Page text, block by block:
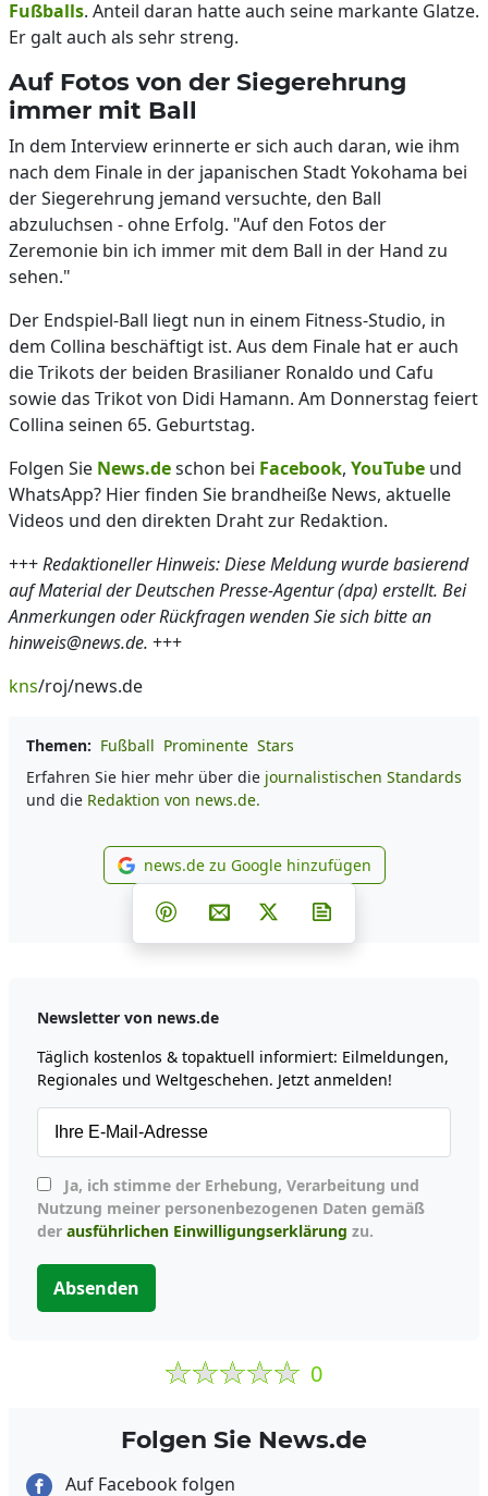
Fußballs. Anteil daran hatte auch seine markante Glatze.
Er galt auch als sehr streng.
Auf Fotos von der Siegerehrung
immer mit Ball
In dem Interview erinnerte er sich auch daran, wie ihm
nach dem Finale in der japanischen Stadt Yokohama bei
der Siegerehrung jemand versuchte, den Ball
abzuluchsen - ohne Erfolg. "Auf den Fotos der
Zeremonie bin ich immer mit dem Ball in der Hand zu
sehen."
Der Endspiel-Ball liegt nun in einem Fitness-Studio, in
dem Collina beschäftigt ist. Aus dem Finale hat er auch
die Trikots der beiden Brasilianer Ronaldo und Cafu
sowie das Trikot von Didi Hamann. Am Donnerstag feiert
Collina seinen 65. Geburtstag.
Folgen Sie News.deschon bei Facebook, YouTube und
WhatsApp? Hier finden Sie brandheiße News, aktuelle
Videos und den direkten Draht zur Redaktion.
+++Redaktioneller Hinweis: Diese Meldung wurde basierend
auf Material der Deutschen Presse-Agentur (dpa) erstellt. Bei
Anmerkungen oder Rückfragen wenden Sie sich bitte an
hinweis@news.de. +++
kns/roj/news.de
Themen: Fußball Prominente Stars
Erfahren Sie hier mehr über die journalistischen Standards
und die Redaktion von news.de.
news.de zu Google
news.de zu Google hinzufügen
Teilen auf Facebook
Teilen auf Whatsapp
Teilen auf Telegram
Teilen auf Pinterest
Per E-Mail teilen
Post auf X
Newsletter von news.de
Täglich kostenlos & topaktuell informiert: Eilmeldungen,
Regionales und Weltgeschehen. Jetzt anmelden!
Nutzung meiner personenbezogenen Daten gemäß
der ausführlichen Einwilligungserklärung zu.
Absenden
0
Folgen Sie News.de
Auf Facebook folgen